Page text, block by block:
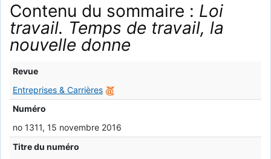
Contenu du sommaire : Loi
travail. Temps de travail, la
nouvelle donne
Revue
Entreprises & Carrières
Numéro
no 1311, 15 novembre 2016
Titre du numéro